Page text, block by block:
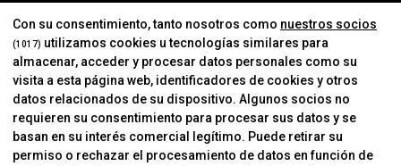
INFORMACIÓN
Contacto
Cambios Y Devoluciones
Con su consentimiento, tanto nosotros como nuestros socios
(1017) utilizamos cookies u tecnologías similares para
almacenar, acceder y procesar datos personales como su
visita a esta página web, identificadores de cookies y otros
datos relacionados de su dispositivo. Algunos socios no
requieren su consentimiento para procesar sus datos y se
basan en su interés comercial legítimo. Puede retirar su
permiso o rechazar el procesamiento de datos en función de